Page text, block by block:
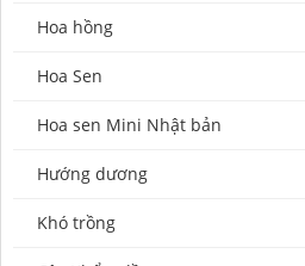
Hoa hồng
Hoa Sen
Hoa sen Mini Nhật bản
Hướng dương
Khó trồng